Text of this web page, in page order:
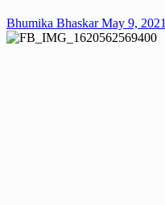
Bhumika BhaskarMay 9, 2021